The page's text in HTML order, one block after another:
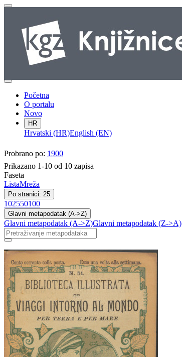
Početna
O portalu
Novo
HR
Hrvatski (HR)English (EN)
Probrano po: 1900
Prikazano 1-10 od 10 zapisa
Faseta
ListaMreža
Po stranici: 25
102550100
Glavni metapodatak (A->Z)
Glavni metapodatak (A->Z)Glavni metapodatak (Z->A)